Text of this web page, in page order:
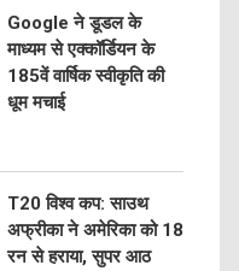
Google ने डूडल के
माध्यम से एक्कॉर्डियन के
185वें वार्षिक स्वीकृति की
धूम मचाई
T20 विश्व कप: साउथ
अफ्रीका ने अमेरिका को 18
रन से हराया, सुपर आठ